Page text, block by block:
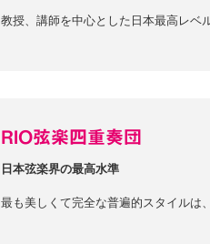
教授、講師を中心とした日本最高レベ
RIO弦楽四重奏団
日本弦楽界の最高水準
最も美しくて完全な普遍的スタイルは